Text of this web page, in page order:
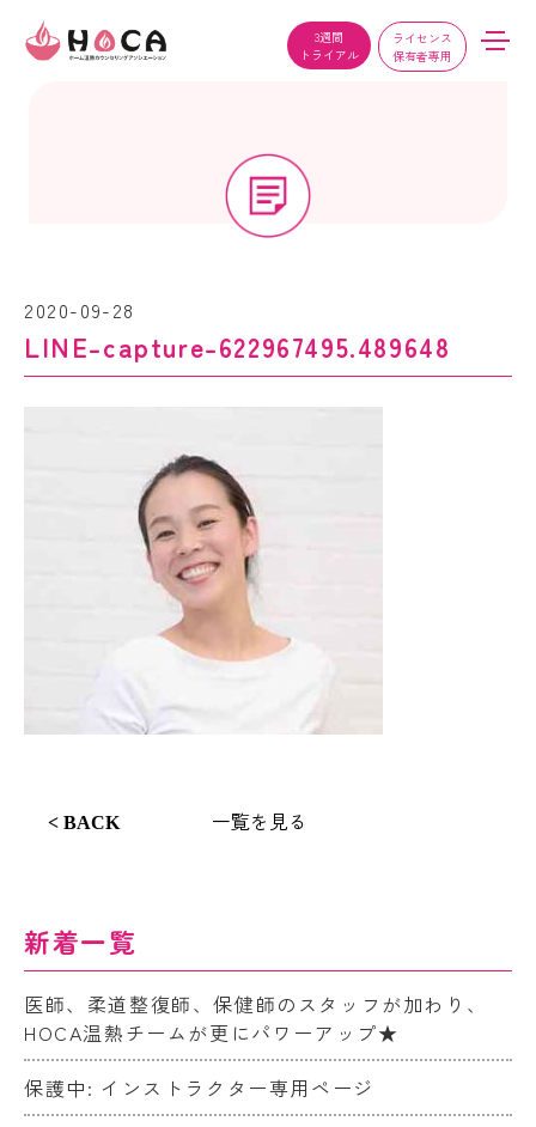
3週間
トライアル
ライセンス
保有者専用
2020-09-28
LINE-capture-622967495.489648
< BACK 一覧を見る
新着一覧
医師、柔道整復師、保健師のスタッフが加わり、
HOCA温熱チームが更にパワーアップ★
保護中: インストラクター専用ページ